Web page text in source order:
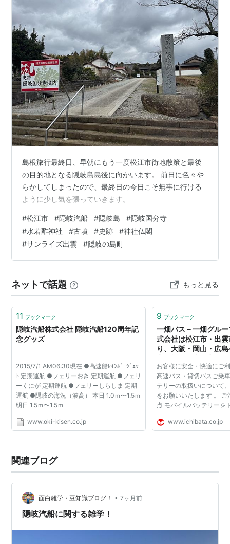
島根旅行最終日、早朝にもう一度松江市街地散策と最後
の目的地となる隠岐島島後に向かいます。 前日に色々や
らかしてしまったので、最終日の今日こそ無事に行ける
ように少し気を張っていきます。
#松江市 #隠岐汽船 #隠岐島 #隠岐国分寺
#水若酢神社 #古墳 #史跡 #神社仏閣
#サンライズ出雲 #隠岐の島町
ネットで話題 もっと見る
11 ブックマーク
隠岐汽船株式会社 隠岐汽船120周年記
念グッズ
2015/7/1 AM06:30現在 ●高速船ﾚｲﾝﾎﾞｰｼﾞｪｯ
ﾄ 定期運航 ●フェリーおき 定期運航 ●フェリ
ーくにが 定期運航 ●フェリーしらしま 定期
運航 ●隠岐の海況（波高） 本日 1.0ｍ〜1.5ｍ
明日 1.5ｍ〜1.5ｍ
www.oki-kisen.co.jp
9 ブックマーク
一畑バス－一畑グル
式会社は松江市・出
り、大阪・岡山・広
ス事業を主として行
です。旅行・ツアー
業や隠岐汽船接続バ
おります。お客様の
ったバスのラインナ
えておりますのでお
せ下さい。
お客様に安全・快適にご
高速バス・貸切バスご乗
テリーの取扱いについて
をお願いいたします 。
点 モバイルバッテリーを
納しないようお願いいた
電（携帯用電子機器への
www.ichibata.co.jp
関連ブログ
面白雑学・豆知識ブログ！ • 7ヶ月前
隠岐汽船に関する雑学！